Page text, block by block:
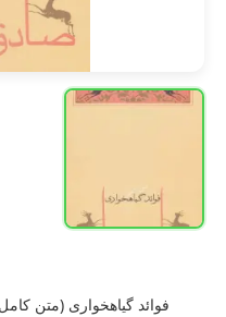
فوائد گیاهخواری (متن